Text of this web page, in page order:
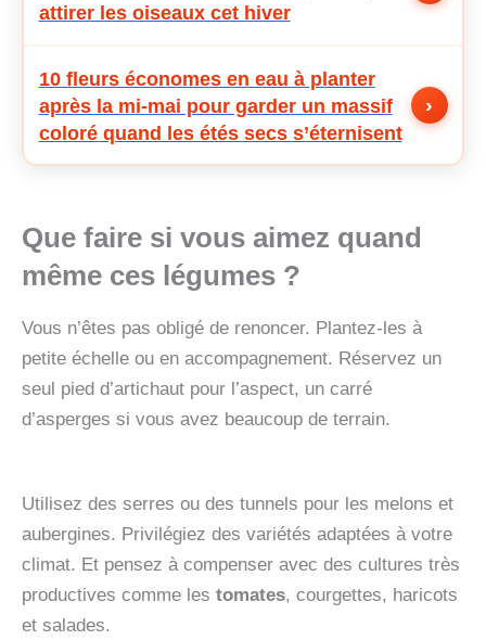
attirer les oiseaux cet hiver
10 fleurs économes en eau à planter
après la mi-mai pour garder un massif
coloré quand les étés secs s’éternisent
›
Que faire si vous aimez quand
même ces légumes ?
Vous n’êtes pas obligé de renoncer. Plantez-les à
petite échelle ou en accompagnement. Réservez un
seul pied d’artichaut pour l’aspect, un carré
d’asperges si vous avez beaucoup de terrain.
Utilisez des serres ou des tunnels pour les melons et
aubergines. Privilégiez des variétés adaptées à votre
climat. Et pensez à compenser avec des cultures très
productives comme les tomates, courgettes, haricots
et salades.